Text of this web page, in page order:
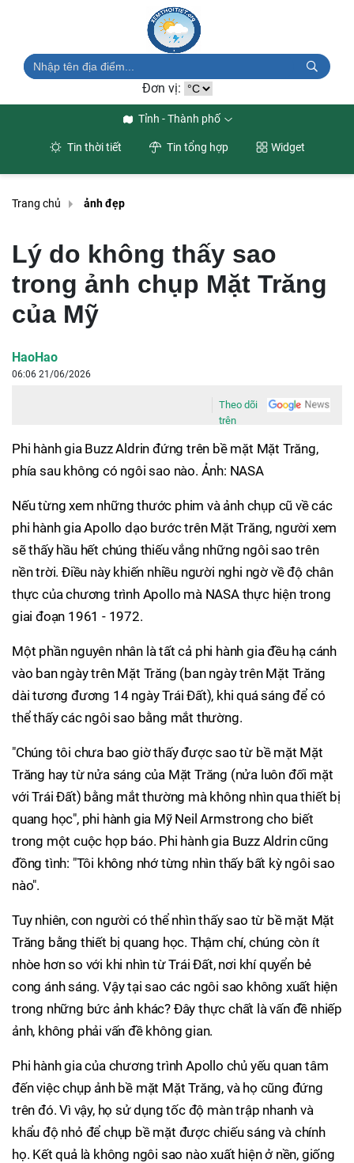
Đơn vị:
Tỉnh - Thành phố
Tin thời tiết Tin tổng hợp Widget
Trang chủ ảnh đẹp
Lý do không thấy sao
trong ảnh chụp Mặt Trăng
của Mỹ
HaoHao
06:06 21/06/2026
Theo dõi
trên
Phi hành gia Buzz Aldrin đứng trên bề mặt Mặt Trăng,
phía sau không có ngôi sao nào. Ảnh: NASA
Nếu từng xem những thước phim và ảnh chụp cũ về các
phi hành gia Apollo dạo bước trên Mặt Trăng, người xem
sẽ thấy hầu hết chúng thiếu vắng những ngôi sao trên
nền trời. Điều này khiến nhiều người nghi ngờ về độ chân
thực của chương trình Apollo mà NASA thực hiện trong
giai đoạn 1961 - 1972.
Một phần nguyên nhân là tất cả phi hành gia đều hạ cánh
vào ban ngày trên Mặt Trăng (ban ngày trên Mặt Trăng
dài tương đương 14 ngày Trái Đất), khi quá sáng để có
thể thấy các ngôi sao bằng mắt thường.
"Chúng tôi chưa bao giờ thấy được sao từ bề mặt Mặt
Trăng hay từ nửa sáng của Mặt Trăng (nửa luôn đối mặt
với Trái Đất) bằng mắt thường mà không nhìn qua thiết bị
quang học", phi hành gia Mỹ Neil Armstrong cho biết
trong một cuộc họp báo. Phi hành gia Buzz Aldrin cũng
đồng tình: "Tôi không nhớ từng nhìn thấy bất kỳ ngôi sao
nào".
Tuy nhiên, con người có thể nhìn thấy sao từ bề mặt Mặt
Trăng bằng thiết bị quang học. Thậm chí, chúng còn ít
nhòe hơn so với khi nhìn từ Trái Đất, nơi khí quyển bẻ
cong ánh sáng. Vậy tại sao các ngôi sao không xuất hiện
trong những bức ảnh khác? Đây thực chất là vấn đề nhiếp
ảnh, không phải vấn đề không gian.
Phi hành gia của chương trình Apollo chủ yếu quan tâm
đến việc chụp ảnh bề mặt Mặt Trăng, và họ cũng đứng
trên đó. Vì vậy, họ sử dụng tốc độ màn trập nhanh và
khẩu độ nhỏ để chụp bề mặt được chiếu sáng và chính
họ. Kết quả là không ngôi sao nào xuất hiện ở nền, giống